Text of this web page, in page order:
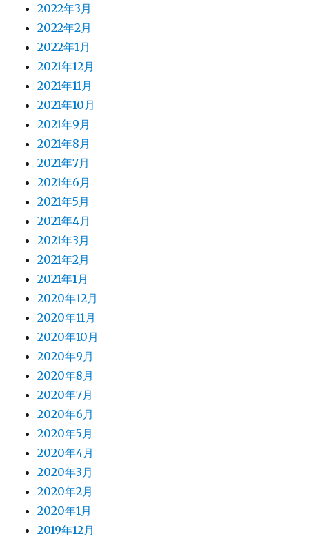
2022年3月
2022年2月
2022年1月
2021年12月
2021年11月
2021年10月
2021年9月
2021年8月
2021年7月
2021年6月
2021年5月
2021年4月
2021年3月
2021年2月
2021年1月
2020年12月
2020年11月
2020年10月
2020年9月
2020年8月
2020年7月
2020年6月
2020年5月
2020年4月
2020年3月
2020年2月
2020年1月
2019年12月